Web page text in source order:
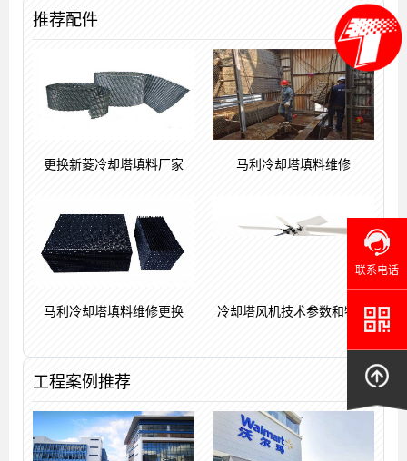
推荐配件
更换新菱冷却塔填料厂家 马利冷却塔填料维修
马利冷却塔填料维修更换 冷却塔风机技术参数和特点
工程案例推荐
联系电话